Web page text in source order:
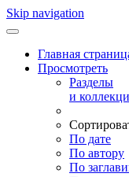
Skip navigation
Главная
Просмотреть
Разделы
и
По дате
По автору
По